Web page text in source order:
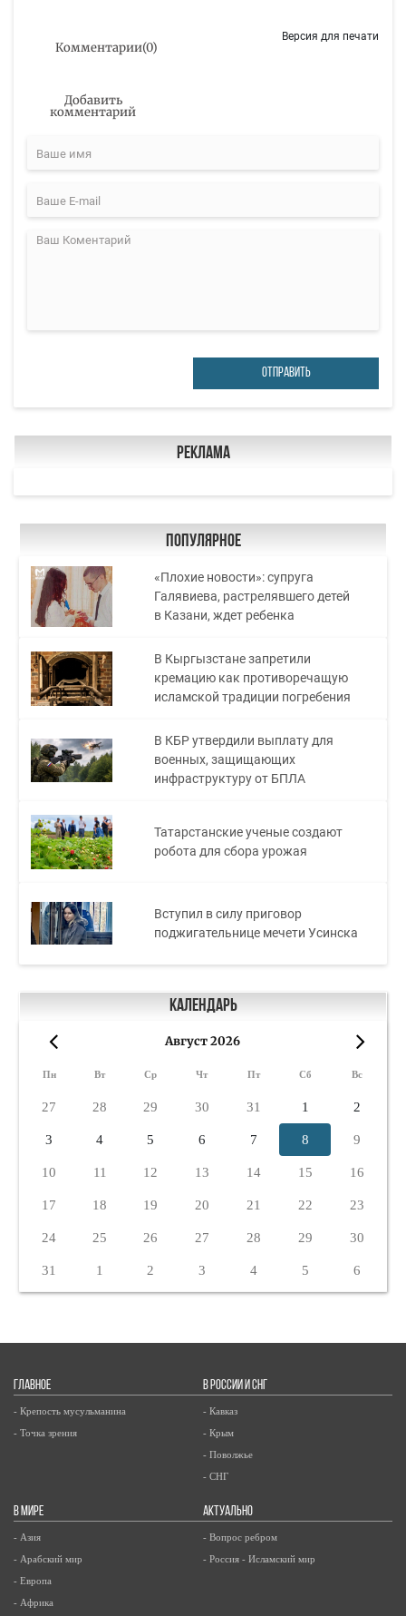
Комментарии(0)
Версия для печати
Добавить
комментарий
ОТПРАВИТЬ
Реклама
Популярное
«Плохие новости»: супруга
Галявиева, растрелявшего детей
в Казани, ждет ребенка
В Кыргызстане запретили
кремацию как противоречащую
исламской традиции погребения
В КБР утвердили выплату для
военных, защищающих
инфраструктуру от БПЛА
Татарстанские ученые создают
робота для сбора урожая
Вступил в силу приговор
поджигательнице мечети Усинска
Календарь
Август 2026
Пн Вт Ср Чт Пт Сб Вс
27 28 29 30 31 1 2
3 4 5 6 7 8 9
10 11 12 13 14 15 16
17 18 19 20 21 22 23
24 25 26 27 28 29 30
31 1 2 3 4 5 6
ГЛАВНОЕ
- Крепость мусульманина
- Точка зрения
В РОССИИ И СНГ
- Кавказ
- Крым
- Поволжье
- СНГ
В МИРЕ
- Азия
- Арабский мир
- Европа
- Африка
АКТУАЛЬНО
- Вопрос ребром
- Россия - Исламский мир